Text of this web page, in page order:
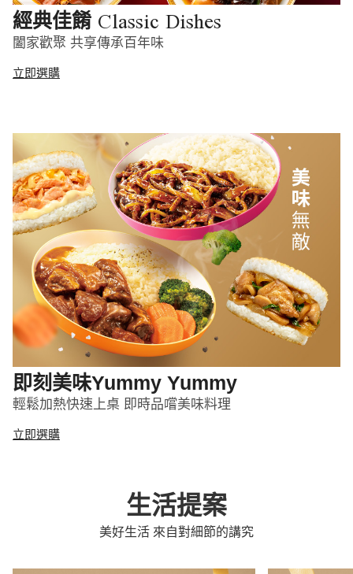
經典佳餚 Classic Dishes
闔家歡聚 共享傳承百年味
立即選購
即刻美味Yummy Yummy
輕鬆加熱快速上桌 即時品嚐美味料理
立即選購
生活提案
美好生活 來自對細節的講究